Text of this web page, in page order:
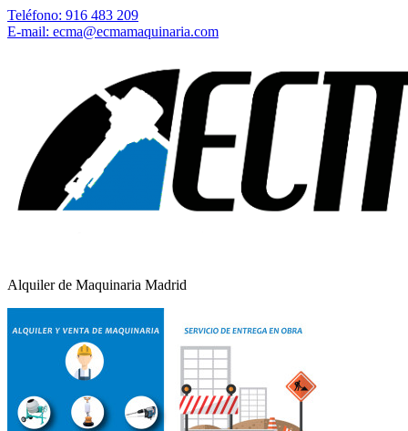
Teléfono: 916 483 209
E-mail: ecma@ecmamaquinaria.com
Alquiler de Maquinaria Madrid